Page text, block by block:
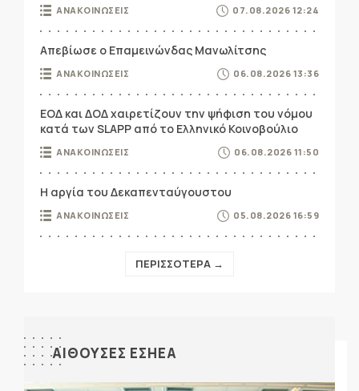
ΑΝΑΚΟΙΝΩΣΕΙΣ 07.08.2026 12:24
Απεβίωσε ο Επαμεινώνδας Μανωλίτσης
ΑΝΑΚΟΙΝΩΣΕΙΣ 06.08.2026 13:36
ΕΟΔ και ΔΟΔ χαιρετίζουν την ψήφιση του νόμου
κατά των SLAPP από το Ελληνικό Κοινοβούλιο
ΑΝΑΚΟΙΝΩΣΕΙΣ 06.08.2026 11:50
Η αργία του Δεκαπενταύγουστου
ΑΝΑΚΟΙΝΩΣΕΙΣ 05.08.2026 16:59
ΠΕΡΙΣΣΟΤΕΡΑ →
ΑΙΘΟΥΣΕΣ ΕΣΗΕΑ